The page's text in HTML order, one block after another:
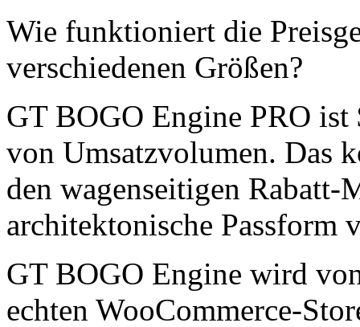
Wie funktioniert die
verschiedenen Größen?
GT BOGO Engine PRO
von Umsatzvolumen. Das
den wagenseitigen Rabatt-
architektonische Passform
GT BOGO Engine wird
echten WooCommerce-